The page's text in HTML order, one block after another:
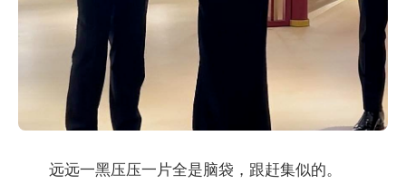
远远一黑压压一片全是脑袋，跟赶集似的。